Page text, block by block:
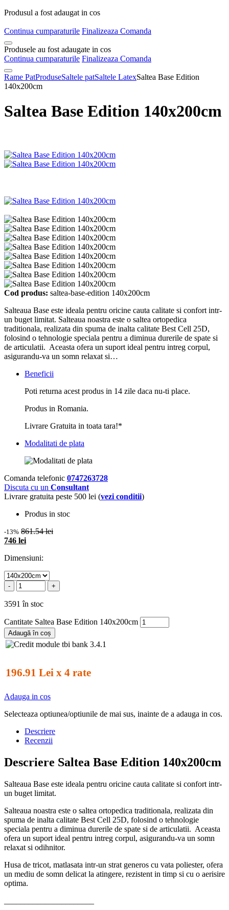
Produsul a fost adaugat in cos
Continua cumparaturile Finalizeaza Comanda
Produsele au fost adaugate in cos
Continua cumparaturile Finalizeaza Comanda
Rame PatProduseSaltele patSaltele LatexSaltea Base Edition
140x200cm
Saltea Base Edition 140x200cm
Cod produs: saltea-base-edition 140x200cm
Salteaua Base este ideala pentru oricine cauta calitate si confort intr-
un buget limitat. Salteaua noastra este o saltea ortopedica
traditionala, realizata din spuma de inalta calitate Best Cell 25D,
folosind o tehnologie speciala pentru a diminua durerile de spate si
de articulatii. Aceasta ofera un suport ideal pentru intreg corpul,
asigurandu-va un somn relaxat si…
Beneficii
Poti returna acest produs in 14 zile daca nu-ti place.
Produs in Romania.
Livrare Gratuita in toata tara!*
Modalitati de plata
Comanda telefonic 0747263728
Discuta cu un Consultant
Livrare gratuita peste 500 lei (vezi conditii)
Produs in stoc
-13% 861.54 lei
746 lei
Dimensiuni:
- +
3591 în stoc
Cantitate Saltea Base Edition 140x200cm
Adaugă în coș
196.91 Lei x 4 rate
Adauga in cos
Selecteaza optiunea/optiunile de mai sus, inainte de a adauga in cos.
Descriere
Recenzii
Descriere Saltea Base Edition 140x200cm
Salteaua Base este ideala pentru oricine cauta calitate si confort intr-
un buget limitat.
Salteaua noastra este o saltea ortopedica traditionala, realizata din
spuma de inalta calitate Best Cell 25D, folosind o tehnologie
speciala pentru a diminua durerile de spate si de articulatii. Aceasta
ofera un suport ideal pentru intreg corpul, asigurandu-va un somn
relaxat si odihnitor.
Husa de tricot, matlasata intr-un strat generos cu vata poliester, ofera
un mediu de somn delicat la atingere, rezistent in timp si cu o aerisire
optima.